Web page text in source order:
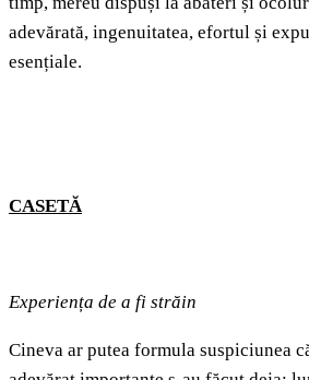
adevărată, ingenuitatea, efortul și
esențiale.
CASETĂ
Experiența de a fi străin
Cineva ar putea formula suspiciunea